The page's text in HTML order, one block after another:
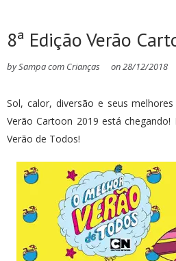
8ª Edição Verão
bySampa com Crianças on28/12/2018
Sol, calor, diversão e seus
Verão Cartoon 2019 está
Verão de Todos!